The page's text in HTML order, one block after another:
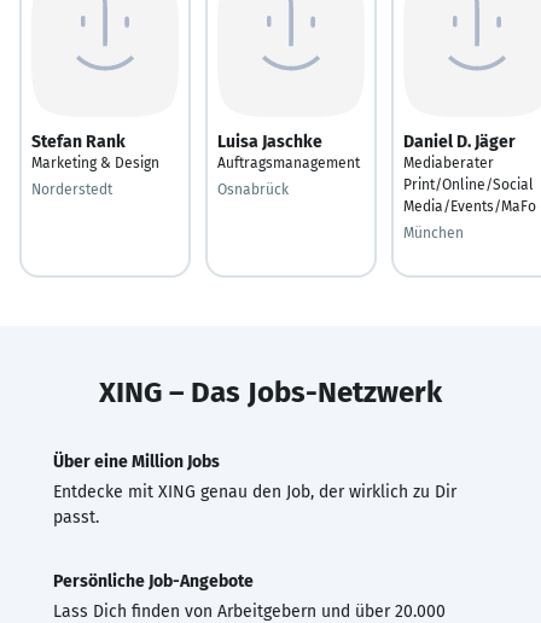
Stefan Rank
Marketing & Design
Norderstedt
Luisa Jaschke
Auftragsmanagement
Osnabrück
Daniel D. Jäger
Mediaberater
Print/Online/Social
Media/Events/MaFo
München
XING – Das Jobs-Netzwerk
Über eine Million Jobs
Entdecke mit XING genau den Job, der wirklich zu Dir
passt.
Persönliche Job-Angebote
Lass Dich finden von Arbeitgebern und über 20.000